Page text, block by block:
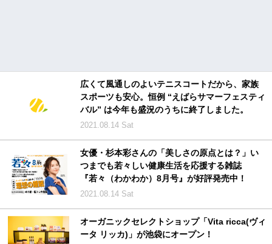
広くて風通しのよいテニスコートだから、家族
スポーツも安心。恒例 “えばらサマーフェスティ
バル” は今年も盛況のうちに終了しました。
2021.08.14 Sat
女優・杉本彩さんの「美しさの原点とは？」い
つまでも若々しい健康生活を応援する雑誌
『若々（わかわか）8月号』が好評発売中！
2021.08.14 Sat
オーガニックセレクトショップ「Vita ricca(ヴィ
ータ リッカ)」が池袋にオープン！